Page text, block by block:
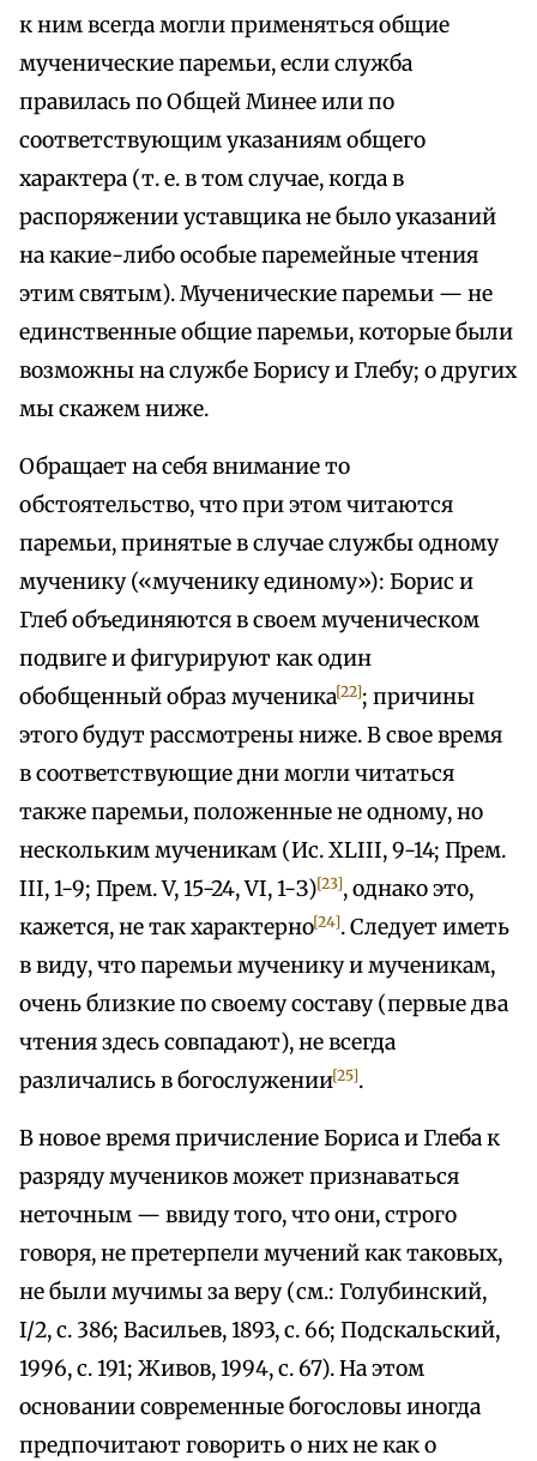
к ним всегда могли применяться общие
мученические паремьи, если служба
правилась по Общей Минее или по
соответствующим указаниям общего
характера (т. е. в том случае, когда в
распоряжении уставщика не было указаний
на какие-либо особые паремейные чтения
этим святым). Мученические паремьи — не
единственные общие паремьи, которые были
возможны на службе Борису и Глебу; о других
мы скажем ниже.
Обращает на себя внимание то
обстоятельство, что при этом читаются
паремьи, принятые в случае службы одному
мученику («мученику единому»): Борис и
Глеб объединяются в своем мученическом
подвиге и фигурируют как один
обобщенный образ мученика[22]; причины
этого будут рассмотрены ниже. В свое время
в соответствующие дни могли читаться
также паремьи, положенные не одному, но
нескольким мученикам (Ис. XLIII, 9-14; Прем.
III, 1-9; Прем. V, 15-24, VI, 1-З)[23], однако это,
кажется, не так характерно[24]. Следует иметь
в виду, что паремьи мученику и мученикам,
очень близкие по своему составу (первые два
чтения здесь совпадают), не всегда
различались в богослужении[25].
В новое время причисление Бориса и Глеба к
разряду мучеников может признаваться
неточным — ввиду того, что они, строго
говоря, не претерпели мучений как таковых,
не были мучимы за веру (см.: Голубинский,
I/2, с. 386; Васильев, 1893, с. 66; Подскальский,
1996, с. 191; Живов, 1994, с. 67). На этом
основании современные богословы иногда
предпочитают говорить о них не как о